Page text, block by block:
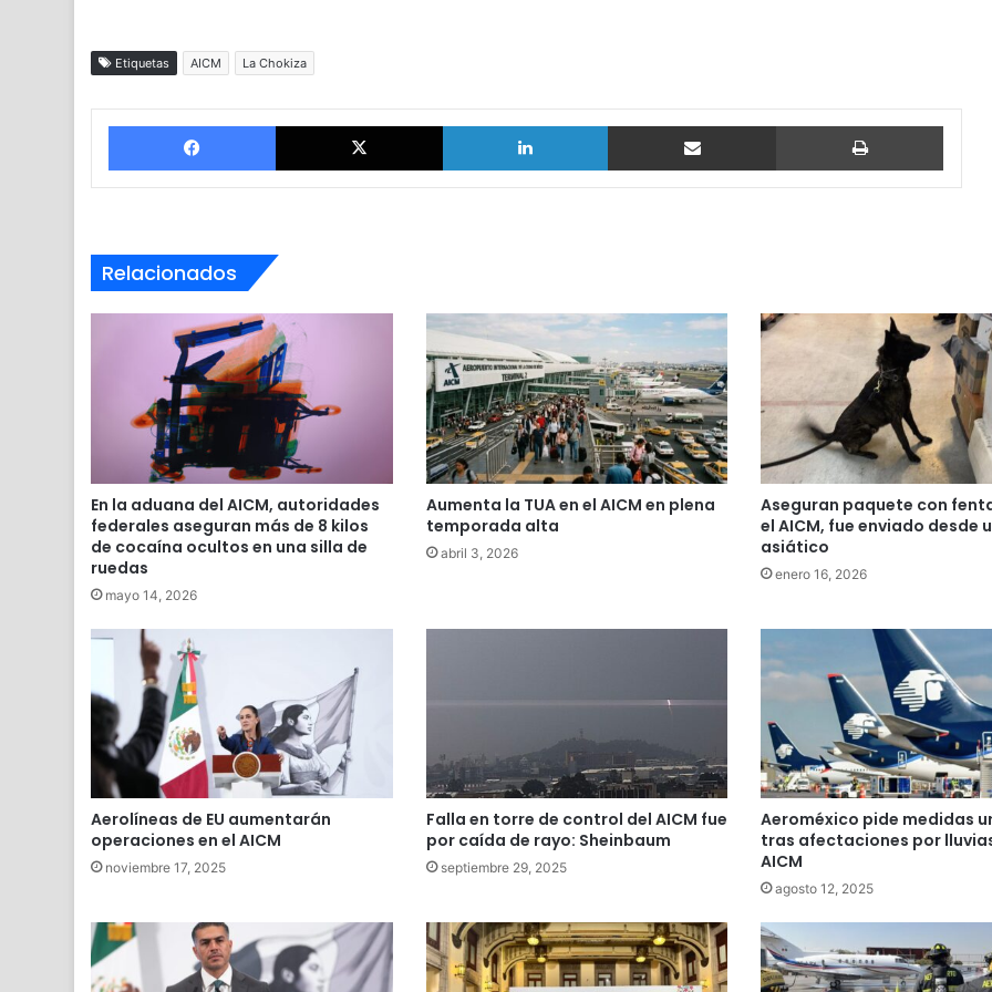
Etiquetas AICM La Chokiza
Facebook X LinkedIn vía email
Relacionados
En la aduana del AICM, autoridades
federales aseguran más de 8 kilos
de cocaína ocultos en una silla de
ruedas
mayo 14, 2026
Aumenta la TUA en el AICM en plena
temporada alta
abril 3, 2026
Aseguran paquete con
el AICM, fue enviado desde
asiático
enero 16, 2026
Aerolíneas de EU aumentarán
operaciones en el AICM
noviembre 17, 2025
Falla en torre de control del AICM fue
por caída de rayo: Sheinbaum
septiembre 29, 2025
Aeroméxico pide medidas
tras afectaciones por
AICM
agosto 12, 2025